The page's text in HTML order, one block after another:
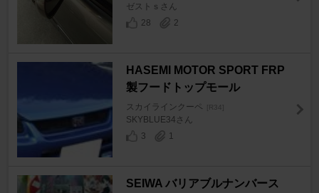
ゼストｓさん
28
2
HASEMI MOTOR SPORT FRP
製フードトップモール
スカイラインクーペ [R34]
SKYBLUE34さん
3
1
SEIWA バリアブルナンバース